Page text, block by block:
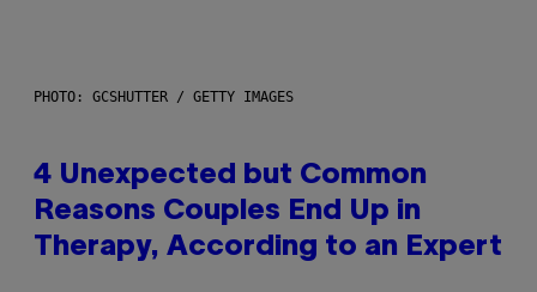
PHOTO: GCSHUTTER / GETTY IMAGES
4 Unexpected but Common
Reasons Couples End Up in
Therapy, According to an Expert